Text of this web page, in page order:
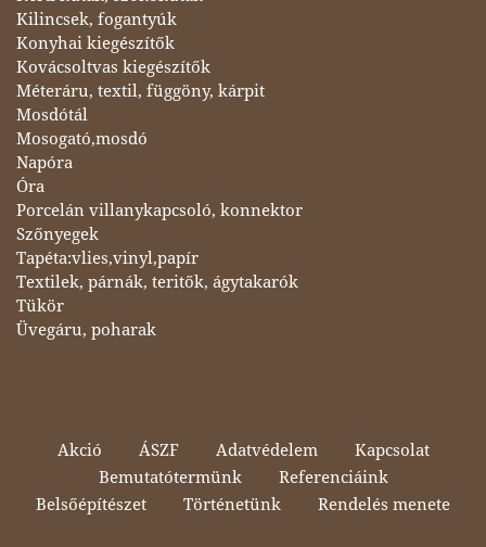
Kilincsek, fogantyúk
Konyhai kiegészítők
Kovácsoltvas kiegészítők
Méteráru, textil, függöny, kárpit
Mosdótál
Mosogató,mosdó
Napóra
Óra
Porcelán villanykapcsoló, konnektor
Szőnyegek
Tapéta:vlies,vinyl,papír
Textilek, párnák, teritők, ágytakarók
Tükör
Üvegáru, poharak
Akció ÁSZF Adatvédelem
Kapcsolat
Bemutatótermünk
Referenciáink
Belsőépítészet
Történetünk Rendelés menete